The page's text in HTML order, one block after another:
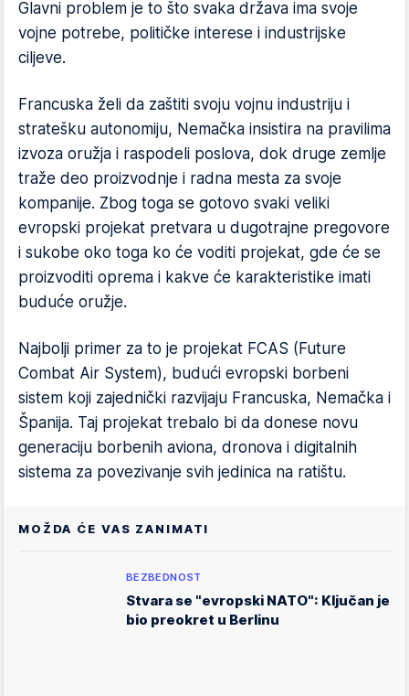
Glavni problem je to što svaka država ima svoje
vojne potrebe, političke interese i industrijske
ciljeve.
Francuska želi da zaštiti svoju vojnu industriju i
stratešku autonomiju, Nemačka insistira na pravilima
izvoza oružja i raspodeli poslova, dok druge zemlje
traže deo proizvodnje i radna mesta za svoje
kompanije. Zbog toga se gotovo svaki veliki
evropski projekat pretvara u dugotrajne pregovore
i sukobe oko toga ko će voditi projekat, gde će se
proizvoditi oprema i kakve će karakteristike imati
buduće oružje.
Najbolji primer za to je projekat FCAS (Future
Combat Air System), budući evropski borbeni
sistem koji zajednički razvijaju Francuska, Nemačka i
Španija. Taj projekat trebalo bi da donese novu
generaciju borbenih aviona, dronova i digitalnih
sistema za povezivanje svih jedinica na ratištu.
MOŽDA ĆE VAS ZANIMATI
BEZBEDNOST
Stvara se "evropski NATO": Ključan je
bio preokret u Berlinu